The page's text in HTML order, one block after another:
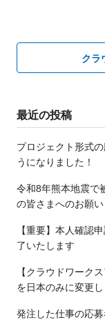
クラ
最近の投稿
プロジェクト形式
うになりました！
令和8年熊本地震で
の皆さまへのお願い
【重要】本人確認
了いたします
【クラウドワーク
を日本のみに変更
発注した仕事の応